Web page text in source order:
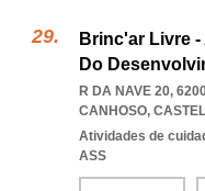
Brinc'ar Livre
Do
R DA NAVE 20,
CANHOSO,
Atividades de
ASS